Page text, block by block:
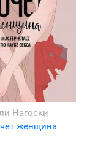
Нагоски
женщина